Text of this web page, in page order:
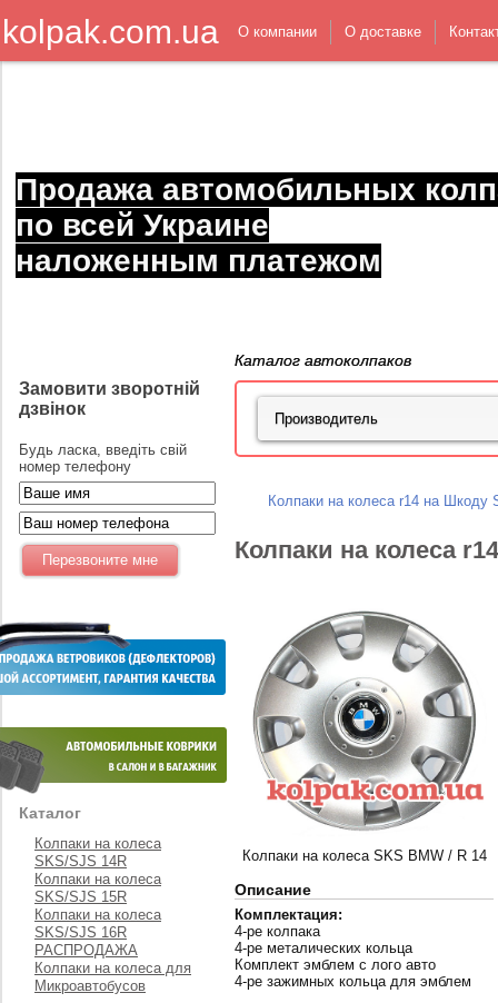
kolpak.com.ua О компании О доставке
Продажа автомобильных
по всей Украине
наложенным платежом
Замовити зворотній
дзвінок
Будь ласка, введіть свій
номер телефону
Каталог
Колпаки на колеса
SKS/SJS 14R
Колпаки на колеса
SKS/SJS 15R
Колпаки на колеса
SKS/SJS 16R
РАСПРОДАЖА
Колпаки на колеса для
Микроавтобусов
Каталог автоколпаков
Колпаки на колеса r14 на Шкоду
Колпаки на колеса
Колпаки на колеса SKS BMW / R 14
Описание
Комплектация:
4-ре колпака
4-ре металических кольца
Комплект эмблем с лого авто
4-ре зажимных кольца для эмблем